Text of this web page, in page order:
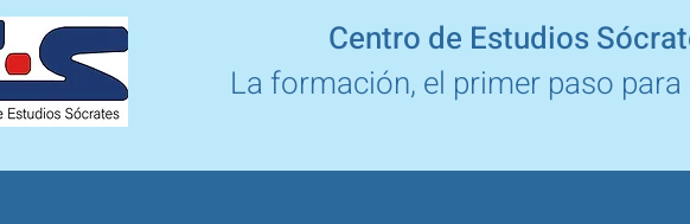
Centro de Estudios
La formación, el primer paso